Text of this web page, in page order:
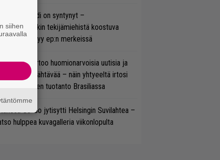
superbändi on syntynyt –
tekijämiehistä koostuva
esittäytyy ep:n merkeissä
Park kertoo huomionarvoisia uutisia ja
uutta nähtävää – näin yhtyeeltä irtosi
aikojen tuotanto Brasiliassa
Go-Go jytisytti Helsingin Suvilahtea –
hulppea kuvagalleria viikonlopulta
siihen